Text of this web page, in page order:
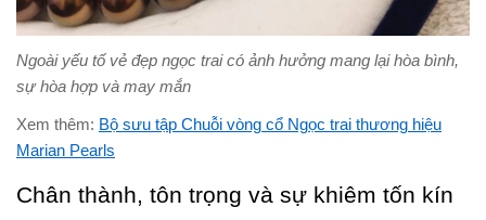
Ngoài yếu tố vẻ đẹp ngọc trai có ảnh hưởng mang lại hòa bình,
sự hòa hợp và may mắn
Xem thêm: Bộ sưu tập Chuỗi vòng cổ Ngọc trai thương hiệu
Marian Pearls
Chân thành, tôn trọng và sự khiêm tốn kín